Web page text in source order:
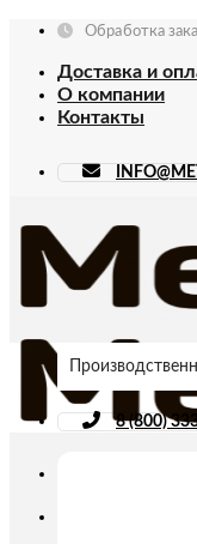
Skip
content
Обработка
Доставка и
О компании
Контакты
8 (800)